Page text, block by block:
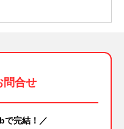
問合せ
で完結！／